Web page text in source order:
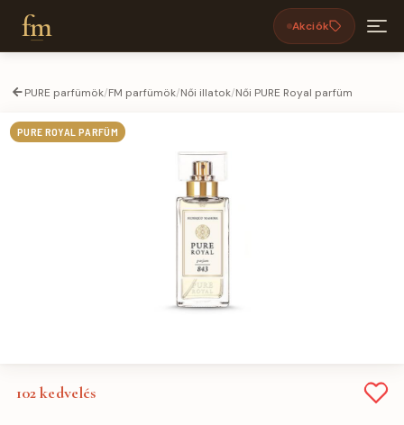
fm Akciók
PURE parfümök/FM parfümök/Női illatok/Női PURE Royal parfüm
PURE ROYAL PARFÜM
102kedvelés